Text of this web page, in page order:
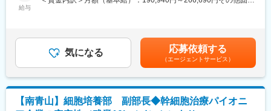
・原材料・仕掛品・製品の在庫管理および欠品防止対応
・営業・製造・品質・物流など関係部門との調整・情報連携
・原価管理補助、各種データ集計・資料作成など営業事務業務
営業本部営業業務課への配属となり、生産管理と営業事務機能が
一体となって、現場の受注状況と生産・供給をつなぐ役割を担っ
給与
＞有＜残業手当＞有＜給与補足＞※年齢・経験・能力を考慮し、当
社規定に基づいて決定します。■昇給：年1回■賞与：年2回（7
月・12月）※賞与は入社1年経過後より算定期間に組み込まれま
す。賃金はあくまでも目安の金額であり、選考を通じて上下する
可能性があります。月給(月額)は固定手当を含めた表記です。
気になる 応募依頼する
（エージェントサービス）
【南青山】細胞培養部 副部長◆幹細胞治療パイオニ